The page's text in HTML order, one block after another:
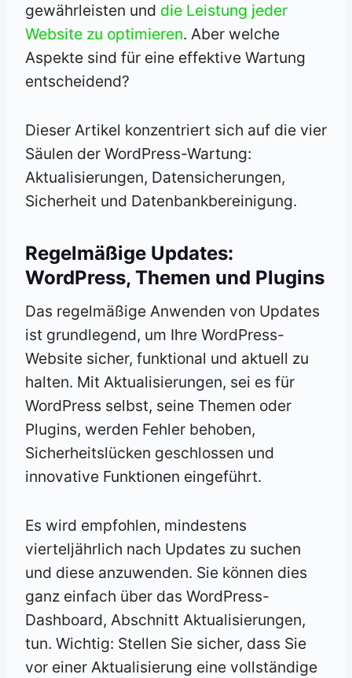
gewährleisten und die Leistung jeder
Website zu optimieren. Aber welche
Aspekte sind für eine effektive Wartung
entscheidend?
Dieser Artikel konzentriert sich auf die vier
Säulen der WordPress-Wartung:
Aktualisierungen, Datensicherungen,
Sicherheit und Datenbankbereinigung.
Regelmäßige Updates:
WordPress, Themen und Plugins
Das regelmäßige Anwenden von Updates
ist grundlegend, um Ihre WordPress-
Website sicher, funktional und aktuell zu
halten. Mit Aktualisierungen, sei es für
WordPress selbst, seine Themen oder
Plugins, werden Fehler behoben,
Sicherheitslücken geschlossen und
innovative Funktionen eingeführt.
Es wird empfohlen, mindestens
vierteljährlich nach Updates zu suchen
und diese anzuwenden. Sie können dies
ganz einfach über das WordPress-
Dashboard, Abschnitt Aktualisierungen,
tun. Wichtig: Stellen Sie sicher, dass Sie
vor einer Aktualisierung eine vollständige